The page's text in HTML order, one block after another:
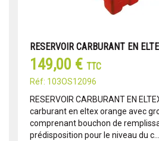
RESERVOIR CARBURANT EN
149,00 € TTC
Réf: 103OS12096
RESERVOIR CARBURANT EN
carburant en eltex orange avec
comprenant bouchon de
prédisposition pour le niveau du c...